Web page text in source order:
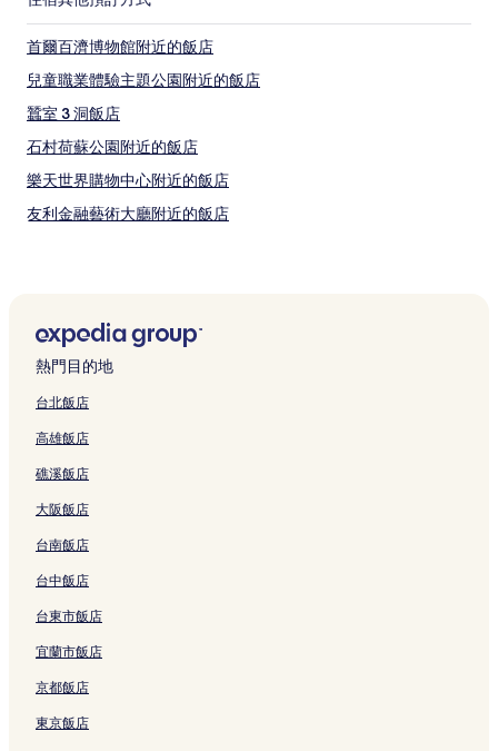
首爾百濟博物館附近的飯店
兒童職業體驗主題公園附近的飯店
蠶室 3 洞飯店
石村荷蘇公園附近的飯店
樂天世界購物中心附近的飯店
友利金融藝術大廳附近的飯店
蠶室 6 洞飯店
蠶室飯店
蠶室站附近的飯店
奧林匹克公園附近的飯店
樂天世界塔附近的飯店
蠶室渡口站附近的飯店
芳荑2洞飯店
蠶室夏洛特劇院附近的飯店
蠶室4洞飯店
樂天世界附近的飯店
三田渡碑附近的飯店
芳荑洞飯店
熱門目的地
台北飯店
高雄飯店
礁溪飯店
大阪飯店
台南飯店
台中飯店
台東市飯店
宜蘭市飯店
京都飯店
東京飯店